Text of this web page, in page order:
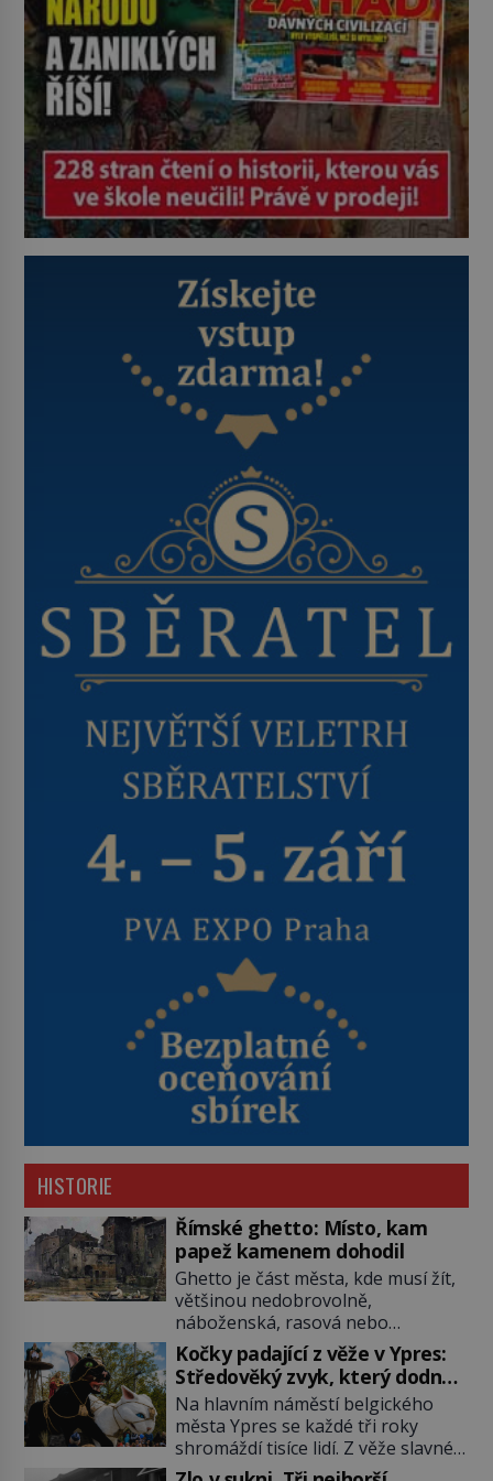
HISTORIE
Římské ghetto: Místo, kam
papež kamenem dohodil
Ghetto je část města, kde musí žít,
většinou nedobrovolně,
náboženská, rasová nebo
národnostní menšina obyvatel.
Bohaté historické zkušenosti mají s
takovým životem Židé. Už od
středověku jsou totiž v každou
chvíli nuceni v nějakém žít. Mezi ty
nejslavnější patří i římské ghetto
Kočky padající z věže v Ypres:
Středověký zvyk, který dodnes
budí rozpaky
Na hlavním náměstí belgického
města Ypres se každé tři roky
shromáždí tisíce lidí. Z věže slavné
tržnice létají do davu kočky, diváci